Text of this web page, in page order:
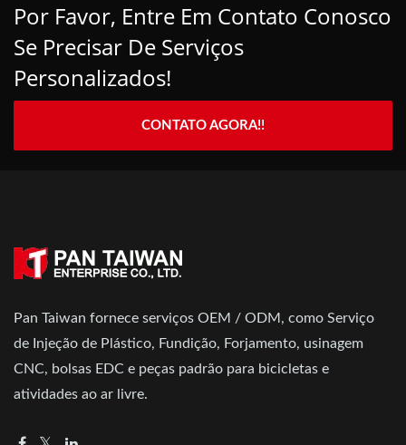
Por Favor, Entre Em Contato Conosco
Se Precisar De Serviços
Personalizados!
CONTATO AGORA!!
Pan Taiwan fornece serviços OEM / ODM, como Serviço
de Injeção de Plástico, Fundição, Forjamento, usinagem
CNC, bolsas EDC e peças padrão para bicicletas e
atividades ao ar livre.